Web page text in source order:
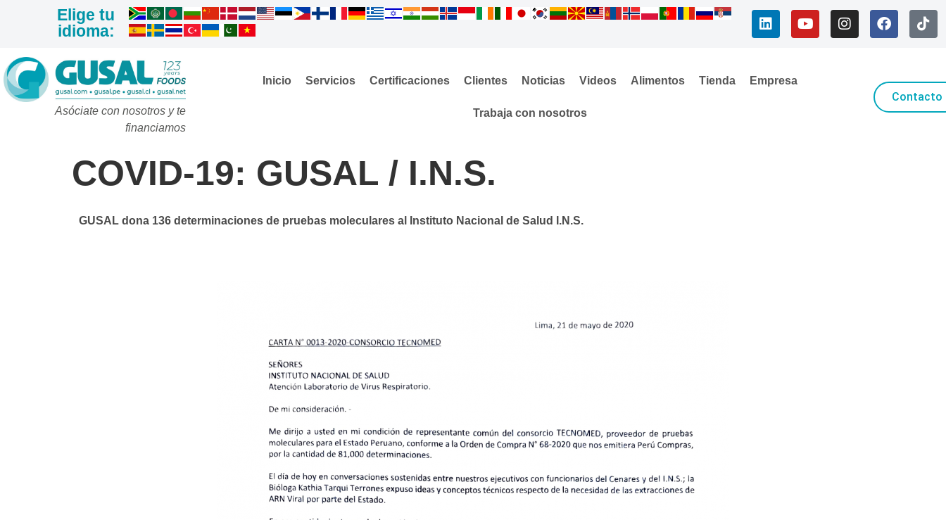
Elige tu
idioma:
Asóciate con nosotros y te
financiamos
Inicio Servicios Certificaciones Clientes Noticias Videos Alimentos Tienda Empresa
Trabaja con nosotros
Contacto
COVID-19: GUSAL / I.N.S.
GUSAL dona 136 determinaciones de pruebas moleculares al Instituto Nacional de Salud I.N.S.